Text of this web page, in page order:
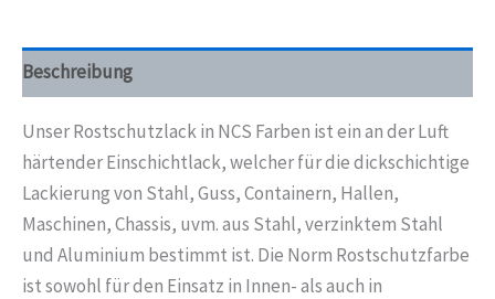
1
Kg
Menge
Beschreibung
Unser Rostschutzlack in NCS Farben ist ein an der Luft
härtender Einschichtlack, welcher für die dickschichtige
Lackierung von Stahl, Guss, Containern, Hallen,
Maschinen, Chassis, uvm. aus Stahl, verzinktem Stahl
und Aluminium bestimmt ist. Die Norm Rostschutzfarbe
ist sowohl für den Einsatz in Innen- als auch in